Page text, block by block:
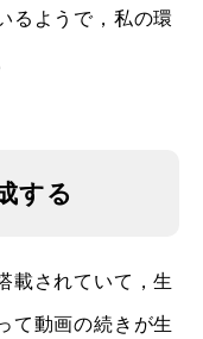
るようで，私の環
する
載されていて，生
て動画の続きが生